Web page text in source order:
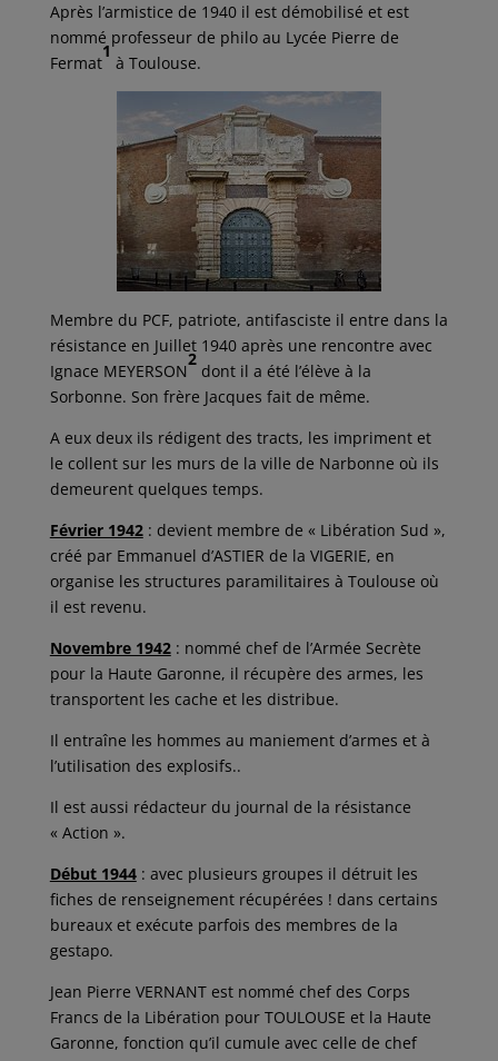
Après l’armistice de 1940 il est démobilisé et est
nommé professeur de philo au Lycée Pierre de
Fermat
1
à Toulouse.
Membre du PCF, patriote, antifasciste il entre dans la
résistance en Juillet 1940 après une rencontre avec
Ignace MEYERSON
2
dont il a été l’élève à la
Sorbonne. Son frère Jacques fait de même.
A eux deux ils rédigent des tracts, les impriment et
le collent sur les murs de la ville de Narbonne où ils
demeurent quelques temps.
Février 1942: devient membre de « Libération Sud »,
créé par Emmanuel d’ASTIER de la VIGERIE, en
organise les structures paramilitaires à Toulouse où
il est revenu.
Novembre 1942: nommé chef de l’Armée Secrète
pour la Haute Garonne, il récupère des armes, les
transportent les cache et les distribue.
Il entraîne les hommes au maniement d’armes et à
l’utilisation des explosifs..
Il est aussi rédacteur du journal de la résistance
« Action ».
Début 1944: avec plusieurs groupes il détruit les
fiches de renseignement récupérées ! dans certains
bureaux et exécute parfois des membres de la
gestapo.
Jean Pierre VERNANT est nommé chef des Corps
Francs de la Libération pour TOULOUSE et la Haute
Garonne, fonction qu’il cumule avec celle de chef